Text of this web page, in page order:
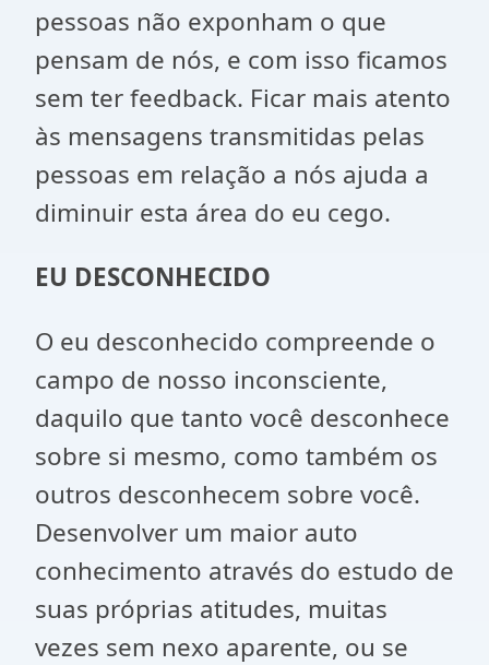
pessoas não exponham o que
pensam de nós, e com isso ficamos
sem ter feedback. Ficar mais atento
às mensagens transmitidas pelas
pessoas em relação a nós ajuda a
diminuir esta área do eu cego.
EU DESCONHECIDO
O eu desconhecido compreende o
campo de nosso inconsciente,
daquilo que tanto você desconhece
sobre si mesmo, como também os
outros desconhecem sobre você.
Desenvolver um maior auto
conhecimento através do estudo de
suas próprias atitudes, muitas
vezes sem nexo aparente, ou se